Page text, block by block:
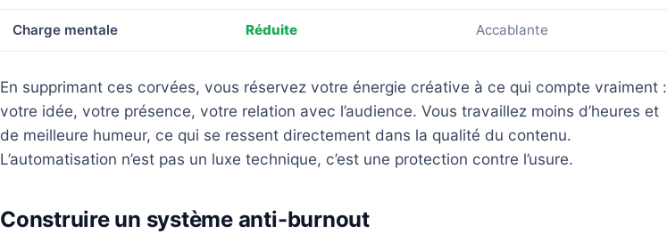
Charge mentale Réduite Accablante
En supprimant ces corvées, vous réservez votre énergie créative à ce qui compte vraiment :
votre idée, votre présence, votre relation avec l’audience. Vous travaillez moins d’heures et
de meilleure humeur, ce qui se ressent directement dans la qualité du contenu.
L’automatisation n’est pas un luxe technique, c’est une protection contre l’usure.
Construire un système anti-burnout